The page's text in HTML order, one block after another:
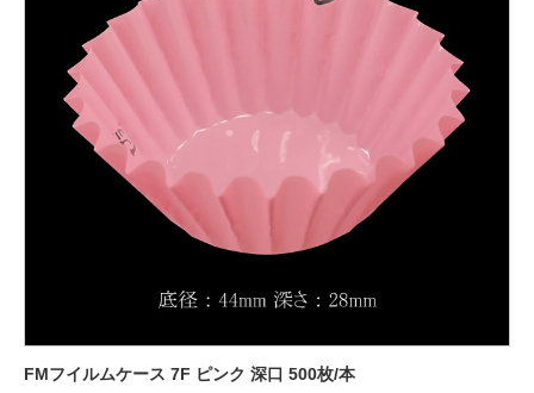
FMフイルムケース 7F ピンク 深口 500枚/本